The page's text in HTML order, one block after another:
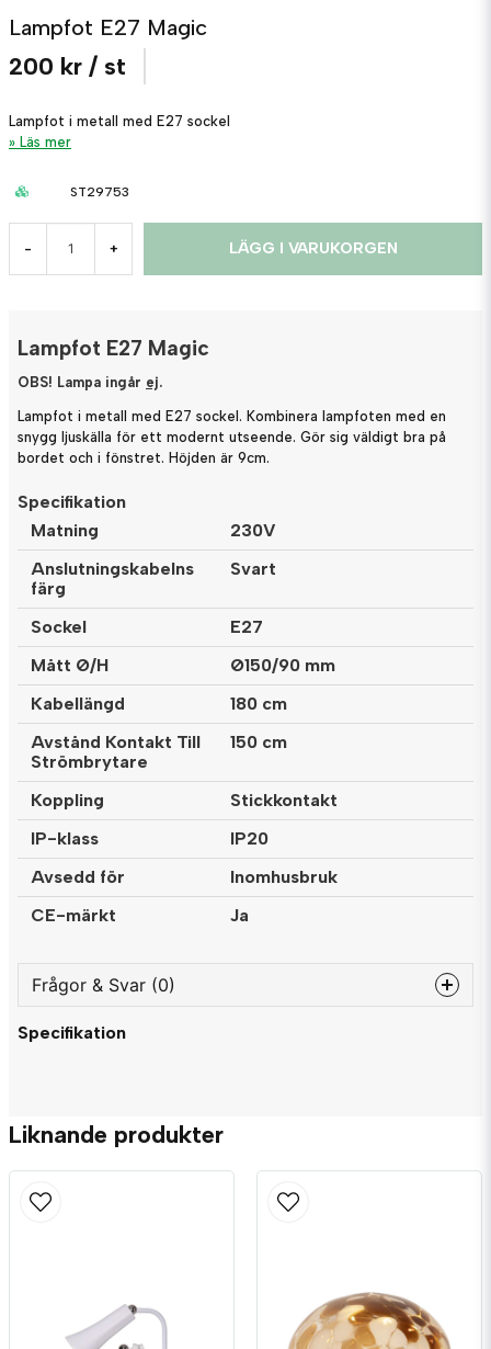
Lampfot E27 Magic
200 kr / st
Lampfot i metall med E27 sockel
Läs mer
ST29753
- + LÄGG I VARUKORGEN
Lampfot E27 Magic
OBS! Lampa ingår ej.
Lampfot i metall med E27 sockel. Kombinera lampfoten med en
snygg ljuskälla för ett modernt utseende. Gör sig väldigt bra på
bordet och i fönstret. Höjden är 9cm.
Specifikation
Matning
230V
Anslutningskabelns
färg
Svart
Sockel
E27
Mått Ø/H
Ø150/90 mm
Kabellängd
180 cm
Avstånd Kontakt Till
Strömbrytare
150 cm
Koppling
Stickkontakt
IP-klass
IP20
Avsedd för
Inomhusbruk
CE-märkt
Ja
Frågor & Svar (0)
question
Namn
Specifikation
Liknande produkter